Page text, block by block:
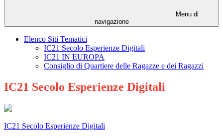
Menu di
navigazione
Elenco Siti Tematici
IC21 Secolo Esperienze Digitali
IC21 IN EUROPA
Consiglio di Quartiere delle Ragazze e dei Ragazzi
IC21 Secolo Esperienze Digitali
IC21 Secolo Esperienze Digitali